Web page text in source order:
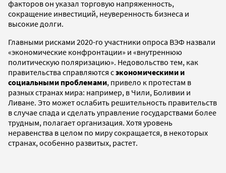
факторов он указал торговую напряженность,
сокращение инвестиций, неуверенность бизнеса и
высокие долги.
Главными рисками 2020-го участники опроса ВЭФ назвали
«экономические конфронтации» и «внутреннюю
политическую поляризацию». Недовольство тем, как
правительства справляются сэкономическими и
социальными проблемами, привело к протестам в
разных странах мира: например, в Чили, Боливии и
Ливане. Это может ослабить решительность правительств
в случае спада и сделать управление государствами более
трудным, полагает организация. Хотя уровень
неравенства в целом по миру сокращается, в некоторых
странах, особенно развитых, растет.